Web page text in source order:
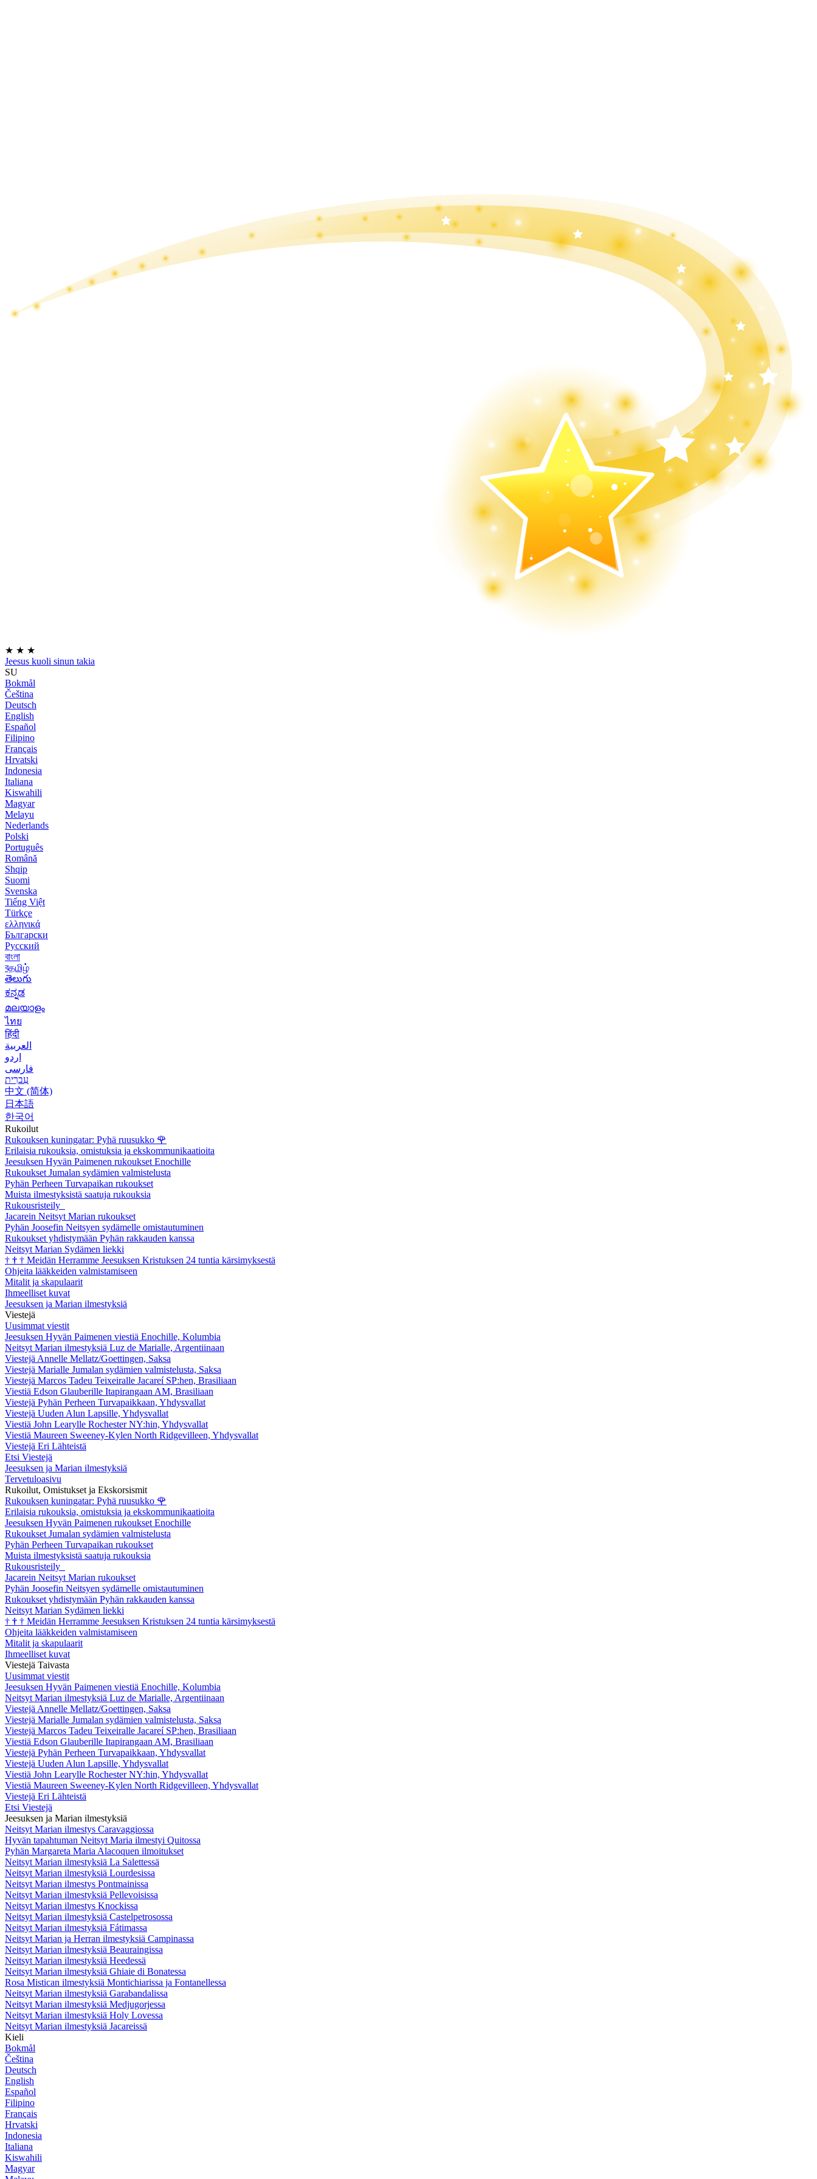
★ ★ ★
Jeesus kuoli sinun takia
SU
Bokmål
Čeština
Deutsch
English
Español
Filipino
Français
Hrvatski
Indonesia
Italiana
Kiswahili
Magyar
Melayu
Nederlands
Polski
Português
Română
Shqip
Suomi
Svenska
Tiếng Việt
Türkçe
ελληνικά
Български
Русский
বাংলা
বதமிழ்
తెలుగు
ಕನ್ನಡ
മലയാളം
ไทย
हिंदी
العربية
اردو
فارسی
עִברִית
中文 (简体)
日本語
한국어
Rukoilut
Rukouksen kuningatar: Pyhä ruusukko 🌹
Erilaisia rukouksia, omistuksia ja ekskommunikaatioita
Jeesuksen Hyvän Paimenen rukoukset Enochille
Rukoukset Jumalan sydämien valmistelusta
Pyhän Perheen Turvapaikan rukoukset
Muista ilmestyksistä saatuja rukouksia
Rukousristeily
Jacarein Neitsyt Marian rukoukset
Pyhän Joosefin Neitsyen sydämelle omistautuminen
Rukoukset yhdistymään Pyhän rakkauden kanssa
Neitsyt Marian Sydämen liekki
† † † Meidän Herramme Jeesuksen Kristuksen 24 tuntia kärsimyksestä
Ohjeita lääkkeiden valmistamiseen
Mitalit ja skapulaarit
Ihmeelliset kuvat
Jeesuksen ja Marian ilmestyksiä
Viestejä
Uusimmat viestit
Jeesuksen Hyvän Paimenen viestiä Enochille, Kolumbia
Neitsyt Marian ilmestyksiä Luz de Marialle, Argentiinaan
Viestejä Annelle Mellatz/Goettingen, Saksa
Viestejä Marialle Jumalan sydämien valmistelusta, Saksa
Viestejä Marcos Tadeu Teixeiralle Jacareí SP:hen, Brasiliaan
Viestiä Edson Glauberille Itapirangaan AM, Brasiliaan
Viestejä Pyhän Perheen Turvapaikkaan, Yhdysvallat
Viestejä Uuden Alun Lapsille, Yhdysvallat
Viestiä John Learylle Rochester NY:hin, Yhdysvallat
Viestiä Maureen Sweeney-Kylen North Ridgevilleen, Yhdysvallat
Viestejä Eri Lähteistä
Etsi Viestejä
Jeesuksen ja Marian ilmestyksiä
Tervetuloasivu
Rukoilut, Omistukset ja Ekskorsismit
Rukouksen kuningatar: Pyhä ruusukko 🌹
Erilaisia rukouksia, omistuksia ja ekskommunikaatioita
Jeesuksen Hyvän Paimenen rukoukset Enochille
Rukoukset Jumalan sydämien valmistelusta
Pyhän Perheen Turvapaikan rukoukset
Muista ilmestyksistä saatuja rukouksia
Rukousristeily
Jacarein Neitsyt Marian rukoukset
Pyhän Joosefin Neitsyen sydämelle omistautuminen
Rukoukset yhdistymään Pyhän rakkauden kanssa
Neitsyt Marian Sydämen liekki
† † † Meidän Herramme Jeesuksen Kristuksen 24 tuntia kärsimyksestä
Ohjeita lääkkeiden valmistamiseen
Mitalit ja skapulaarit
Ihmeelliset kuvat
Viestejä Taivasta
Uusimmat viestit
Jeesuksen Hyvän Paimenen viestiä Enochille, Kolumbia
Neitsyt Marian ilmestyksiä Luz de Marialle, Argentiinaan
Viestejä Annelle Mellatz/Goettingen, Saksa
Viestejä Marialle Jumalan sydämien valmistelusta, Saksa
Viestejä Marcos Tadeu Teixeiralle Jacareí SP:hen, Brasiliaan
Viestiä Edson Glauberille Itapirangaan AM, Brasiliaan
Viestejä Pyhän Perheen Turvapaikkaan, Yhdysvallat
Viestejä Uuden Alun Lapsille, Yhdysvallat
Viestiä John Learylle Rochester NY:hin, Yhdysvallat
Viestiä Maureen Sweeney-Kylen North Ridgevilleen, Yhdysvallat
Viestejä Eri Lähteistä
Etsi Viestejä
Jeesuksen ja Marian ilmestyksiä
Neitsyt Marian ilmestys Caravaggiossa
Hyvän tapahtuman Neitsyt Maria ilmestyi Quitossa
Pyhän Margareta Maria Alacoquen ilmoitukset
Neitsyt Marian ilmestyksiä La Salettessä
Neitsyt Marian ilmestyksiä Lourdesissa
Neitsyt Marian ilmestys Pontmainissa
Neitsyt Marian ilmestyksiä Pellevoisissa
Neitsyt Marian ilmestys Knockissa
Neitsyt Marian ilmestyksiä Castelpetrosossa
Neitsyt Marian ilmestyksiä Fátimassa
Neitsyt Marian ja Herran ilmestyksiä Campinassa
Neitsyt Marian ilmestyksiä Beauraingissa
Neitsyt Marian ilmestyksiä Heedessä
Neitsyt Marian ilmestyksiä Ghiaie di Bonatessa
Rosa Mistican ilmestyksiä Montichiarissa ja Fontanellessa
Neitsyt Marian ilmestyksiä Garabandalissa
Neitsyt Marian ilmestyksiä Medjugorjessa
Neitsyt Marian ilmestyksiä Holy Lovessa
Neitsyt Marian ilmestyksiä Jacareissä
Kieli
Bokmål
Čeština
Deutsch
English
Español
Filipino
Français
Hrvatski
Indonesia
Italiana
Kiswahili
Magyar